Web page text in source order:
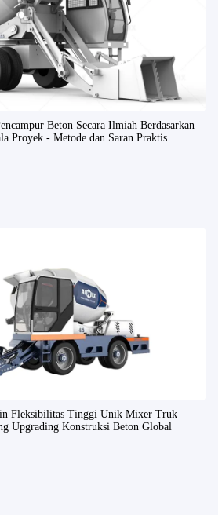
Beton Secara Ilmiah Berdasarkan
Proyek - Metode dan Saran Praktis
Fleksibilitas Tinggi Unik Mixer Truk
Upgrading Konstruksi Beton Global